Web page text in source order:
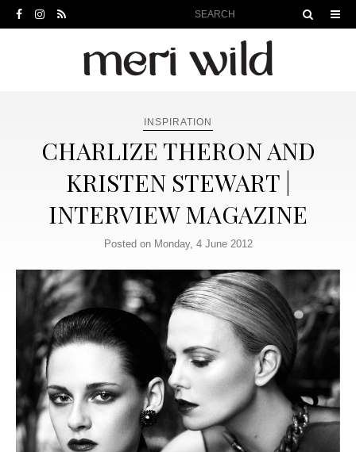
INSPIRATION
CHARLIZE THERON AND
KRISTEN STEWART |
INTERVIEW MAGAZINE
Posted on Monday, 4 June 2012